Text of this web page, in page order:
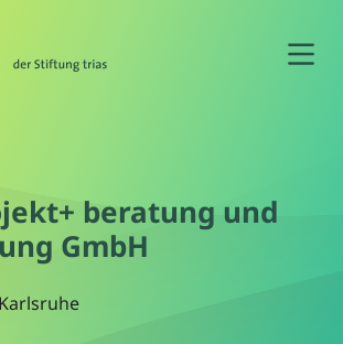
beratung und
GmbH
Karlsruhe